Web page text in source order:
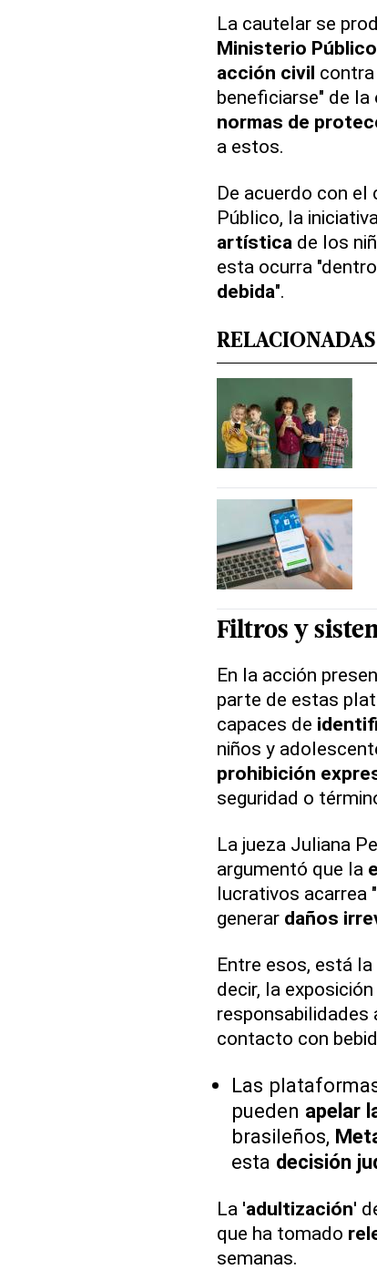
La cautelar se
Ministerio
acción civil
beneficiarse" de la
normas de
a estos.
De acuerdo con
Público, la
artísticade los
esta ocurra
debida".
RELACIONADAS
Filtros y
En la acción
parte de estas
capaces de
niños y
prohibición
seguridad o
La jueza Juliana
argumentó que la
lucrativos acarrea "
generar daños
Entre esos, está
decir, la exposición
responsabilidades
contacto con
Las
pueden apelar
brasileños,
esta decisión
La 'adultización'
que ha tomado
semanas.